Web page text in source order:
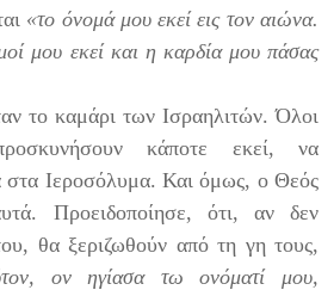
«το όνομά μου εκεί εις τον αιώνα.
μου εκεί και η καρδία μου πάσας
το καμάρι των Ισραηλιτών. Όλοι
κάποτε εκεί, να
στα Ιεροσόλυμα. Και όμως, ο Θεός
Προειδοποίησε, ότι, αν δεν
θα ξεριζωθούν από τη γη τους,
ον ηγίασα τω ονόματί μου,